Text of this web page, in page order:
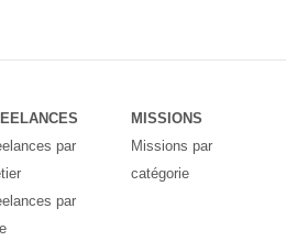
par
par
MISSIONS
Missions par
catégorie